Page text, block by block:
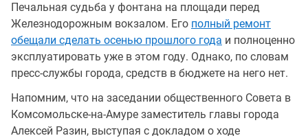
Печальная судьба у фонтана на площади перед
Железнодорожным вокзалом. Его полный ремонт
обещали сделать осенью прошлого года и полноценно
эксплуатировать уже в этом году. Однако, по словам
пресс-службы города, средств в бюджете на него нет.
Напомним, что на заседании общественного Совета в
Комсомольске-на-Амуре заместитель главы города
Алексей Разин, выступая с докладом о ходе